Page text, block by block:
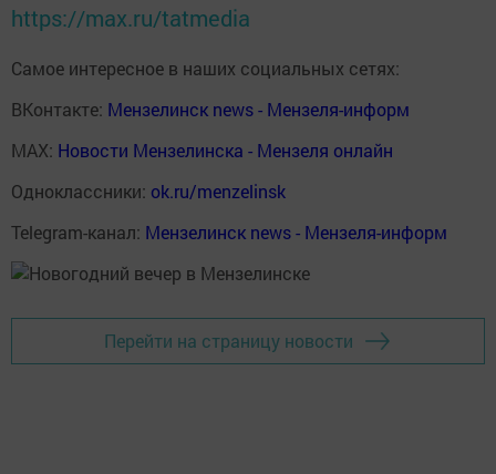
https://max.ru/tatmedia
Самое интересное в наших социальных сетях:
ВКонтакте: Мензелинск news - Мензеля-информ
MAX: Новости Мензелинска - Мензеля онлайн
Одноклассники: ok.ru/menzelinsk
Telegram-канал: Мензелинск news - Мензеля-информ
Перейти на страницу новости